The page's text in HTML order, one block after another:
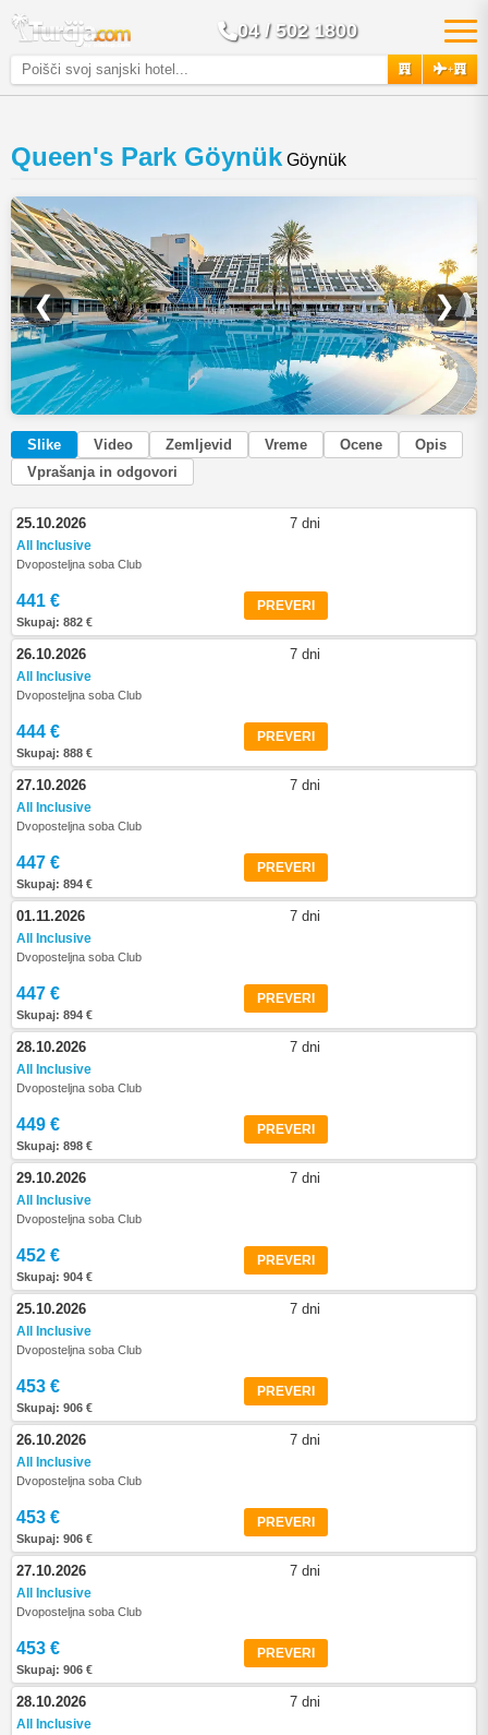
04 / 502 1800
+
Queen's Park Göynük Göynük
❮ ❯
Slike Video Zemljevid Vreme Ocene
Opis
Vprašanja in odgovori
25.10.2026 7 dni
All Inclusive
Dvoposteljna soba Club
441 €
Skupaj: 882 €
PREVERI
26.10.2026 7 dni
All Inclusive
Dvoposteljna soba Club
444 €
Skupaj: 888 €
PREVERI
27.10.2026 7 dni
All Inclusive
Dvoposteljna soba Club
447 €
Skupaj: 894 €
PREVERI
01.11.2026 7 dni
All Inclusive
Dvoposteljna soba Club
447 €
Skupaj: 894 €
PREVERI
28.10.2026 7 dni
All Inclusive
Dvoposteljna soba Club
449 €
Skupaj: 898 €
PREVERI
29.10.2026 7 dni
All Inclusive
Dvoposteljna soba Club
452 €
Skupaj: 904 €
PREVERI
25.10.2026 7 dni
All Inclusive
Dvoposteljna soba Club
453 €
Skupaj: 906 €
PREVERI
26.10.2026 7 dni
All Inclusive
Dvoposteljna soba Club
453 €
Skupaj: 906 €
PREVERI
27.10.2026 7 dni
All Inclusive
Dvoposteljna soba Club
453 €
Skupaj: 906 €
PREVERI
28.10.2026 7 dni
All Inclusive